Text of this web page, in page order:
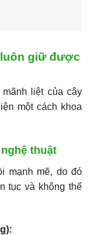
giữ được
liệt của cây
một cách khoa
thuật
mạnh mẽ, do đó
tục và không thể